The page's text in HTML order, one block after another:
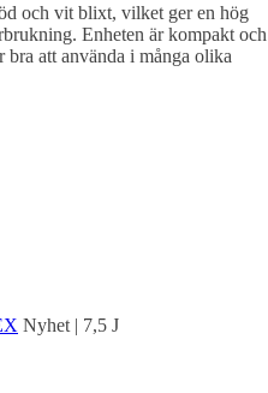
och vit blixt, vilket ger en hög
Enheten är kompakt och
bra att använda i många olika
Nyhet | 7,5 J